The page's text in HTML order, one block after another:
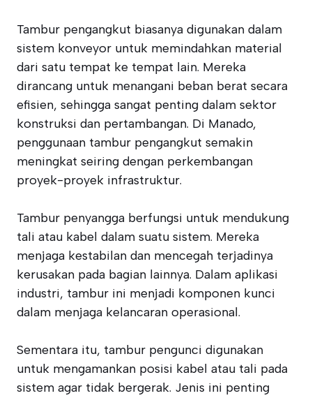
Tambur pengangkut biasanya digunakan dalam
sistem konveyor untuk memindahkan material
dari satu tempat ke tempat lain. Mereka
dirancang untuk menangani beban berat secara
efisien, sehingga sangat penting dalam sektor
konstruksi dan pertambangan. Di Manado,
penggunaan tambur pengangkut semakin
meningkat seiring dengan perkembangan
proyek-proyek infrastruktur.
Tambur penyangga berfungsi untuk mendukung
tali atau kabel dalam suatu sistem. Mereka
menjaga kestabilan dan mencegah terjadinya
kerusakan pada bagian lainnya. Dalam aplikasi
industri, tambur ini menjadi komponen kunci
dalam menjaga kelancaran operasional.
Sementara itu, tambur pengunci digunakan
untuk mengamankan posisi kabel atau tali pada
sistem agar tidak bergerak. Jenis ini penting